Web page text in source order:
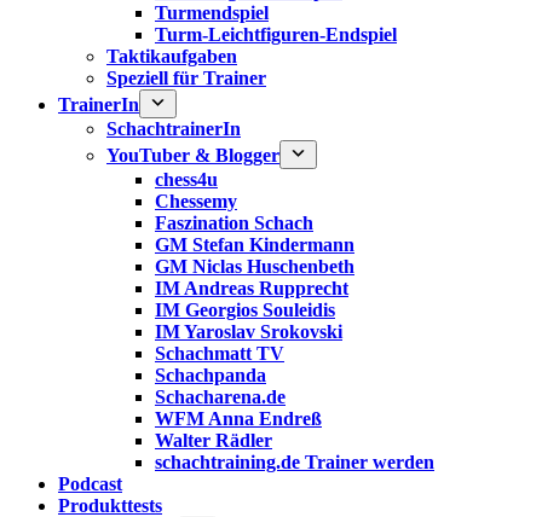
Turmendspiel
Turm-Leichtfiguren-Endspiel
Taktikaufgaben
Speziell für Trainer
TrainerIn
SchachtrainerIn
YouTuber & Blogger
chess4u
Chessemy
Faszination Schach
GM Stefan Kindermann
GM Niclas Huschenbeth
IM Andreas Rupprecht
IM Georgios Souleidis
IM Yaroslav Srokovski
Schachmatt TV
Schachpanda
Schacharena.de
WFM Anna Endreß
Walter Rädler
schachtraining.de Trainer werden
Podcast
Produkttests